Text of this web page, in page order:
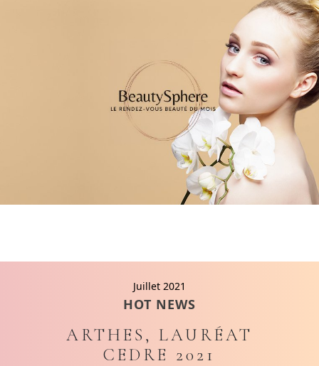
Juillet 2021
HOT NEWS
ARTHES, LAURÉAT
CEDRE 2021